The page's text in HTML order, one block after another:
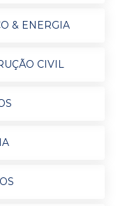
& ENERGIA
CIVIL